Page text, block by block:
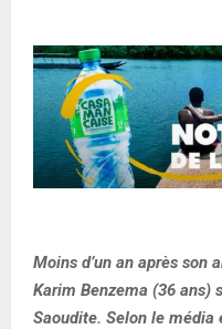
Moins d’un an après son
Karim Benzema (36 ans)
Saoudite. Selon le média